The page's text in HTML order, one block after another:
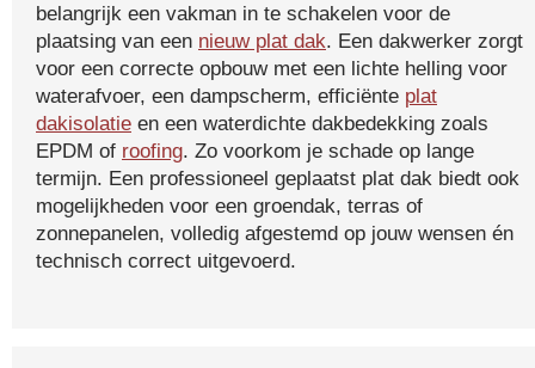
belangrijk een vakman in te schakelen voor de
plaatsing van een nieuw plat dak. Een dakwerker zorgt
voor een correcte opbouw met een lichte helling voor
waterafvoer, een dampscherm, efficiënte plat
dakisolatie en een waterdichte dakbedekking zoals
EPDM of roofing. Zo voorkom je schade op lange
termijn. Een professioneel geplaatst plat dak biedt ook
mogelijkheden voor een groendak, terras of
zonnepanelen, volledig afgestemd op jouw wensen én
technisch correct uitgevoerd.